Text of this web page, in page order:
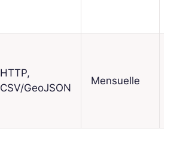
HTTP,
CSV/GeoJSON
Mensuelle